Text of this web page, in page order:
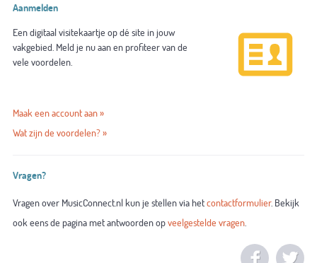
Aanmelden
Een digitaal visitekaartje op dé site in jouw
vakgebied. Meld je nu aan en profiteer van de
vele voordelen.
Maak een account aan »
Wat zijn de voordelen? »
Vragen?
Vragen over MusicConnect.nl kun je stellen via hetcontactformulier. Bekijk
ook eens de pagina met antwoorden opveelgestelde vragen.